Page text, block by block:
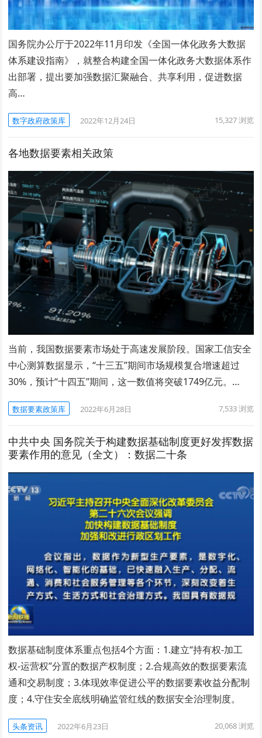
国务院办公厅于2022年11月印发《全国一体化政务大数据
体系建设指南》，就整合构建全国一体化政务大数据体系作
出部署，提出要加强数据汇聚融合、共享利用，促进数据
高…
数字政府政策库 2022年12月24日 15,327浏览
各地数据要素相关政策
当前，我国数据要素市场处于高速发展阶段。国家工信安全
中心测算数据显示，“十三五”期间市场规模复合增速超过
30%，预计“十四五”期间，这一数值将突破1749亿元。…
数据要素政策库 2022年6月28日 7,533浏览
中共中央 国务院关于构建数据基础制度更好发挥数据
要素作用的意见（全文）：数据二十条
数据基础制度体系重点包括4个方面：1.建立“持有权-加工
权-运营权”分置的数据产权制度；2.合规高效的数据要素流
通和交易制度；3.体现效率促进公平的数据要素收益分配制
度；4.守住安全底线明确监管红线的数据安全治理制度。
头条资讯 2022年6月23日 20,068浏览